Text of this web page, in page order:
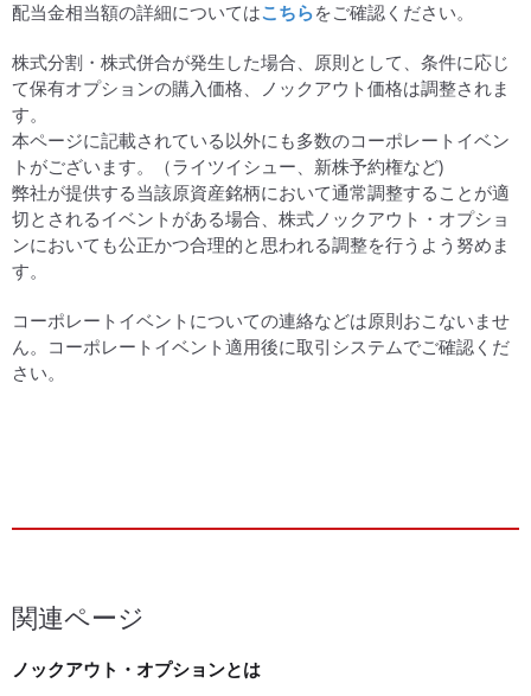
配当金相当額の詳細についてはこちらをご確認ください。
株式分割・株式併合が発生した場合、原則として、条件に応じ
て保有オプションの購入価格、ノックアウト価格は調整されま
す。
本ページに記載されている以外にも多数のコーポレートイベン
トがございます。（ライツイシュー、新株予約権など)
弊社が提供する当該原資産銘柄において通常調整することが適
切とされるイベントがある場合、株式ノックアウト・オプショ
ンにおいても公正かつ合理的と思われる調整を行うよう努めま
す。
コーポレートイベントについての連絡などは原則おこないませ
ん。コーポレートイベント適用後に取引システムでご確認くだ
さい。
関連ページ
ノックアウト・オプションとは